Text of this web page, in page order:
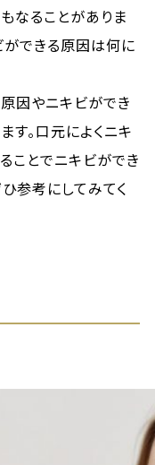
なることがありま
ができる原因は何に
因やニキビができ
す。口元によくニキ
ことでニキビができ
参考にしてみてく